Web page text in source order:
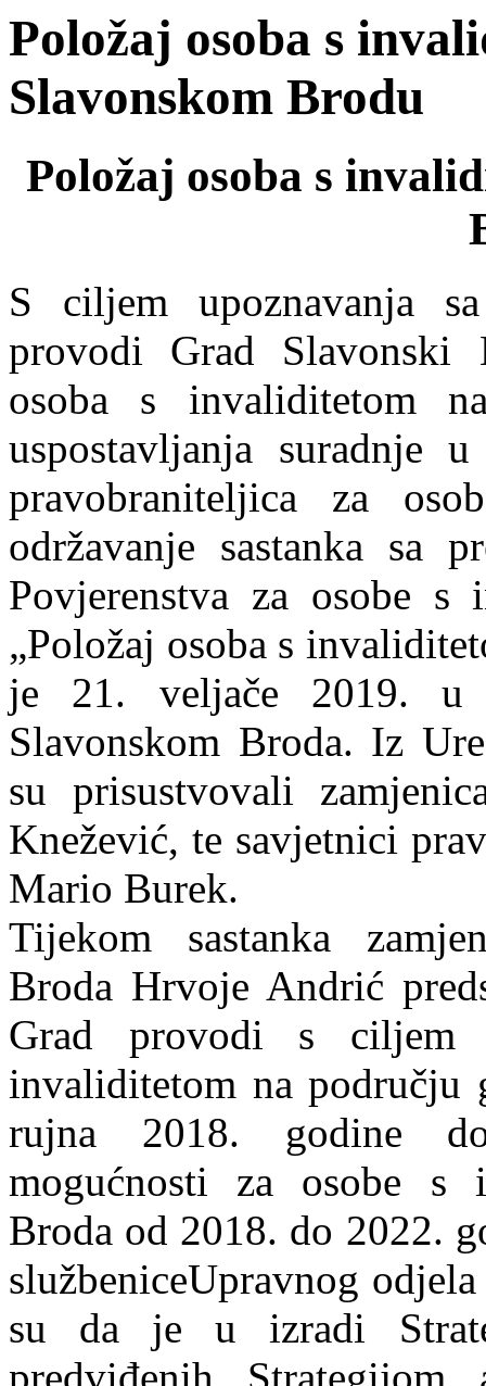
Položaj osoba s
Slavonskom Brodu
Položaj osoba s
S ciljem upoznavanja
provodi Grad Slavonski
osoba s invaliditetom
uspostavljanja suradnje
pravobraniteljica za
održavanje sastanka sa
Povjerenstva za osobe s
„Položaj osoba s
je 21. veljače 2019. u
Slavonskom Broda. Iz
su prisustvovali
Knežević, te savjetnici
Mario Burek.
Tijekom sastanka
Broda Hrvoje Andrić
Grad provodi s ciljem
invaliditetom na području
rujna 2018. godine
mogućnosti za osobe s
Broda od 2018. do 2022.
službeniceUpravnog
su da je u izradi